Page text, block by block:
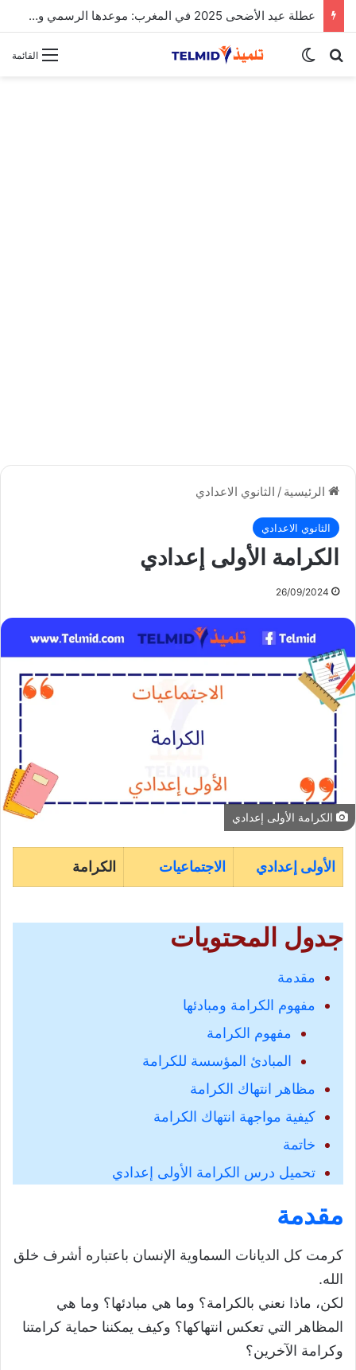
عطلة عيد الأضحى 2025 في المغرب: موعدها الرسمي وتفاصيل الإجازة
القائمة بحث عنالوضع المظلم
الرئيسية / الثانوي الاعدادي
الثانوي الاعدادي
الكرامة الأولى إعدادي
26/09/2024
الكرامة الأولى إعدادي
الأولى إعدادي الاجتماعيات الكرامة
جدول المحتويات
مقدمة
مفهوم الكرامة ومبادئها
مفهوم الكرامة
المبادئ المؤسسة للكرامة
مظاهر انتهاك الكرامة
كيفية مواجهة انتهاك الكرامة
خاتمة
تحميل درس الكرامة الأولى إعدادي
مقدمة
كرمت كل الديانات السماوية الإنسان باعتباره أشرف خلق
الله.
لكن، ماذا نعني بالكرامة؟ وما هي مبادئها؟ وما هي
المظاهر التي تعكس انتهاكها؟ وكيف يمكننا حماية كرامتنا
وكرامة الآخرين؟